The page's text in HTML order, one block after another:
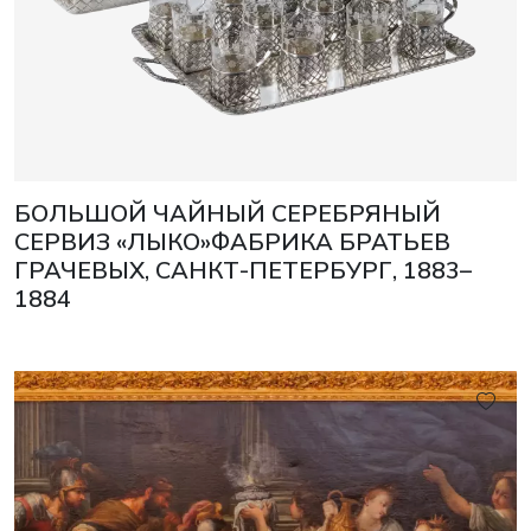
БОЛЬШОЙ ЧАЙНЫЙ СЕРЕБРЯНЫЙ
СЕРВИЗ «ЛЫКО»ФАБРИКА БРАТЬЕВ
ГРАЧЕВЫХ, САНКТ-ПЕТЕРБУРГ, 1883–
1884